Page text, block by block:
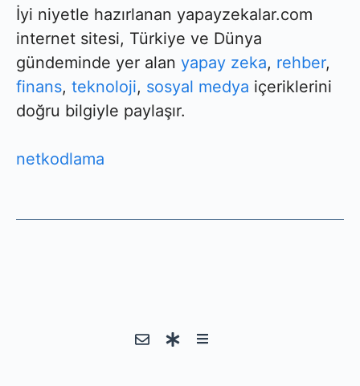
İyi niyetle hazırlanan yapayzekalar.com
internet sitesi, Türkiye ve Dünya
gündeminde yer alan yapay zeka, rehber,
finans, teknoloji, sosyal medya içeriklerini
doğru bilgiyle paylaşır.
netkodlama